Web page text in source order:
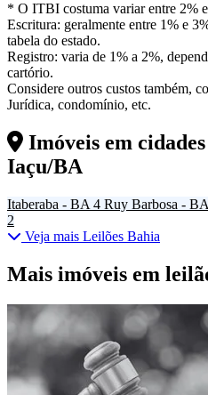
* O ITBI costuma variar entre 2%
Escritura: geralmente entre 1% e
tabela do estado.
Registro: varia de 1% a 2%,
cartório.
Considere outros custos também,
Jurídica, condomínio, etc.
Imóveis em
Iaçu/BA
Itaberaba - BA 4 Ruy Barbosa - BA
2
Veja mais Leilões Bahia
Mais imóveis em